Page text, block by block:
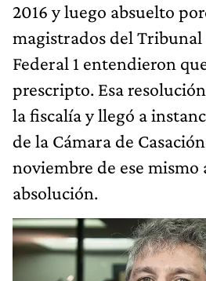
2016 y luego absuelto
magistrados del Tribunal
Federal 1 entendieron
prescripto. Esa
la fiscalía y llegó a
de la Cámara de
noviembre de ese mismo
absolución.